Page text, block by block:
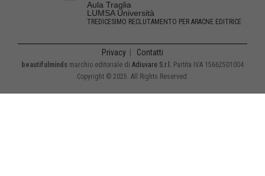
Aula Traglia
LUMSA Università
TREDICESIMO RECLUTAMENTO PER ARACNE EDITRICE
Privacy Contatti
beautifulminds marchio editoriale di Adiuvare S.r.l.
Partita IVA 15662501004
Copyright © 2025. All Rights Reserved.